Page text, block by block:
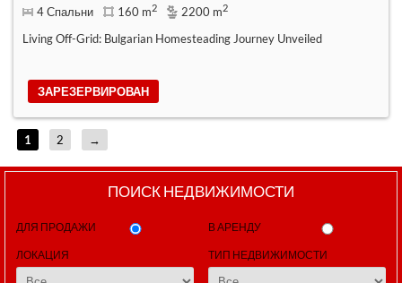
4 Спальни 160 m2 2200 m2
Living Off-Grid: Bulgarian Homesteading Journey Unveiled
ЗАРЕЗЕРВИРОВАН
1 2 →
ПОИСК НЕДВИЖИМОСТИ
ДЛЯ ПРОДАЖИ В АРЕНДУ
ЛОКАЦИЯ ТИП НЕДВИЖИМОСТИ